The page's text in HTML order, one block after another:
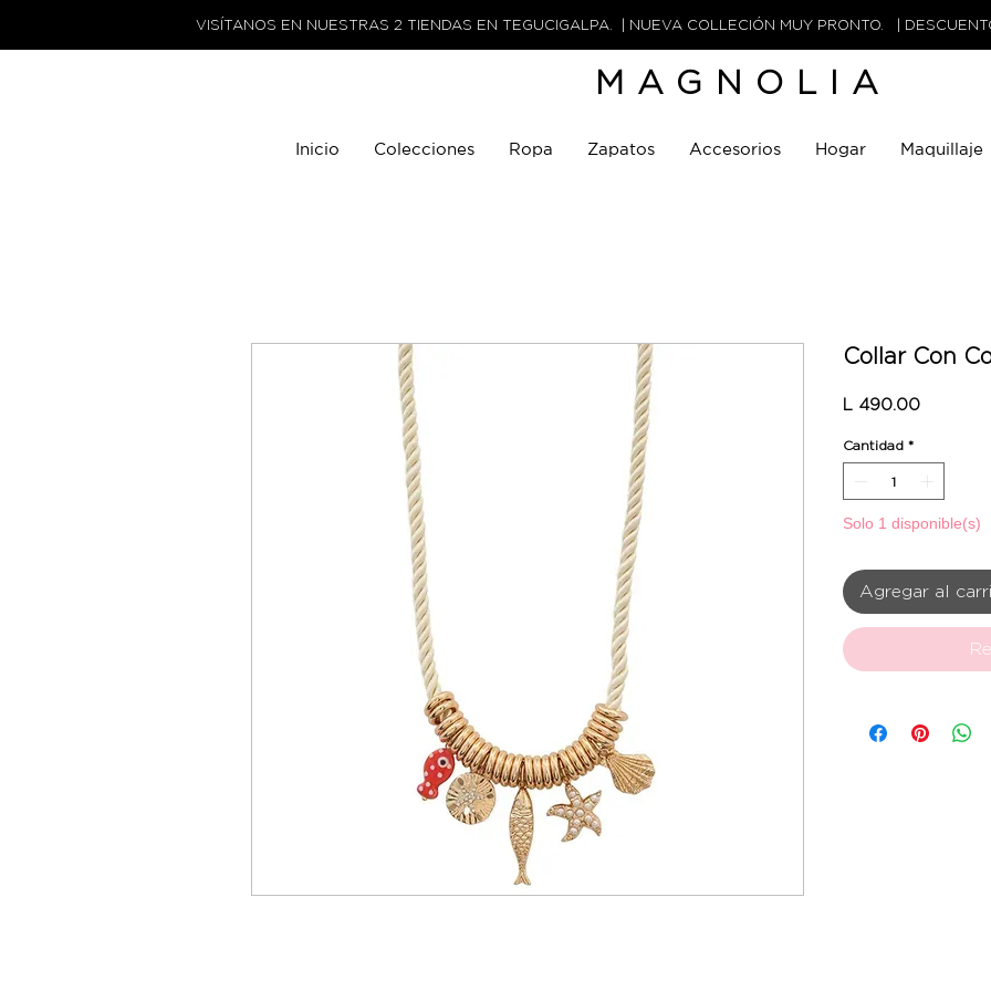
VISÍTANOS EN NUESTRAS 2 TIENDAS EN TEGUCIGALPA. | NUEVA COLLECIÓN MUY PRONTO. |
MAGNOLIA
Inicio Colecciones Ropa Zapatos Accesorios Hogar Maquillaje
Collar Con
L 490.00Precio
Cantidad *
Solo 1 disponible(s)
Agregar al